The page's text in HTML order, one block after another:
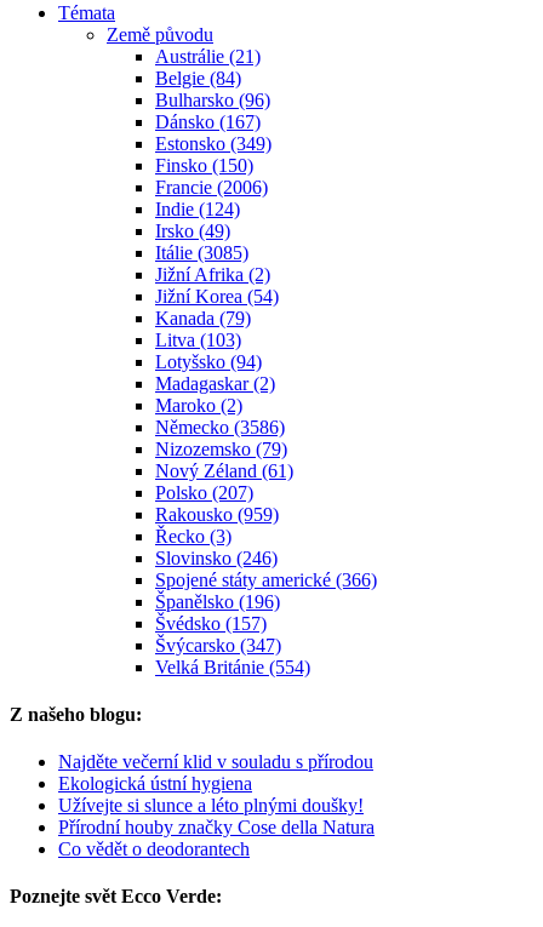
Témata
Země původu
Austrálie (21)
Belgie (84)
Bulharsko (96)
Dánsko (167)
Estonsko (349)
Finsko (150)
Francie (2006)
Indie (124)
Irsko (49)
Itálie (3085)
Jižní Afrika (2)
Jižní Korea (54)
Kanada (79)
Litva (103)
Lotyšsko (94)
Madagaskar (2)
Maroko (2)
Německo (3586)
Nizozemsko (79)
Nový Zéland (61)
Polsko (207)
Rakousko (959)
Řecko (3)
Slovinsko (246)
Spojené státy americké (366)
Španělsko (196)
Švédsko (157)
Švýcarsko (347)
Velká Británie (554)
Z našeho blogu:
Najděte večerní klid v souladu s přírodou
Ekologická ústní hygiena
Užívejte si slunce a léto plnými doušky!
Přírodní houby značky Cose della Natura
Co vědět o deodorantech
Poznejte svět Ecco Verde: